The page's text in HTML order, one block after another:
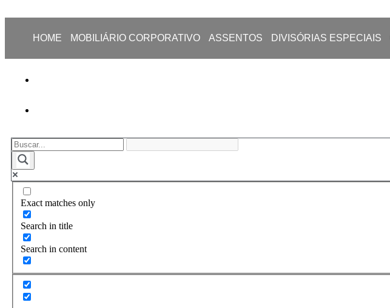
HOME MOBILIÁRIO CORPORATIVO ASSENTOS DIVISÓRIAS ESPECIAIS
Exact matches only
Search in title
Search in content